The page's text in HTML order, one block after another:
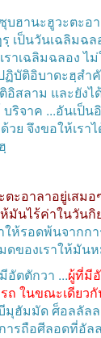
บฮานะฮูวะตะอ
เป็นวันเฉลิมฉล
เราเฉลิมฉลอง ไม่
ปฏิบัติอิบาดะฮฺส
อิสลาม และยัง
บริจาค ...อันเป็น
วย จึงขอให้เรา
ะอาลาอยู่เสมอ
มันไร้ค่าในวันกิ
ให้รอดพ้นจากก
ดของเราให้มัน
อัตตักวา ...ผู้ที่มี
ถ ในขณะเดียว
มุฮัมมัดศ็อลลัล
ารถือศีลอดที่อัล